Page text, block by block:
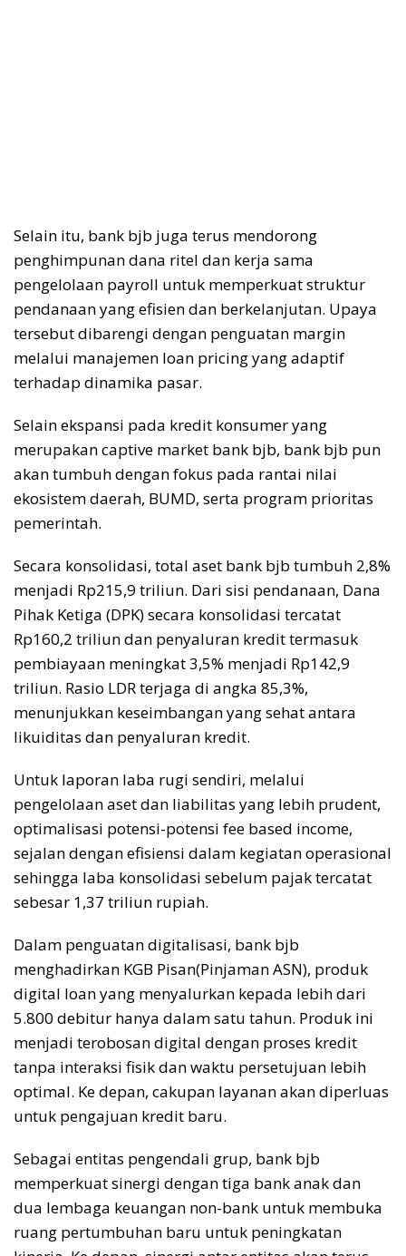
Selain itu, bank bjb juga terus mendorong
penghimpunan dana ritel dan kerja sama
pengelolaan payroll untuk memperkuat struktur
pendanaan yang efisien dan berkelanjutan. Upaya
tersebut dibarengi dengan penguatan margin
melalui manajemen loan pricingyang adaptif
terhadap dinamika pasar.
Selain ekspansi pada kredit konsumer yang
merupakan captive market bank bjb, bank bjb pun
akan tumbuh denganfokus pada rantai nilai
ekosistem daerah, BUMD, serta program prioritas
pemerintah.
Secara konsolidasi, total aset bank bjb tumbuh 2,8%
menjadi Rp215,9 triliun. Dari sisi pendanaan, Dana
Pihak Ketiga (DPK) secara konsolidasi tercatat
Rp160,2 triliundan penyaluran kredit termasuk
pembiayaan meningkat 3,5% menjadi Rp142,9
triliun. Rasio LDR terjaga di angka 85,3%,
menunjukkan keseimbangan yang sehat antara
likuiditas dan penyaluran kredit.
Untuk laporan laba rugi sendiri, melalui
pengelolaan aset dan liabilitas yang lebih prudent,
optimalisasi potensi-potensi fee based income,
sejalan dengan efisiensi dalam kegiatan operasional
sehingga laba konsolidasi sebelum pajak tercatat
sebesar 1,37 triliun rupiah.
Dalam penguatan digitalisasi, bank bjb
menghadirkan KGB Pisan(Pinjaman ASN), produk
digital loan yang menyalurkan kepada lebih dari
5.800 debitur hanya dalam satu tahun. Produk ini
menjadi terobosan digital dengan proses kredit
tanpa interaksi fisik dan waktu persetujuan lebih
optimal. Ke depan, cakupan layanan akan diperluas
untuk pengajuan kredit baru.
Sebagai entitas pengendali grup, bank bjb
memperkuat sinergi dengan tiga bank anak dan
dua lembaga keuangan non-bank untuk membuka
ruang pertumbuhan baru untuk peningkatan